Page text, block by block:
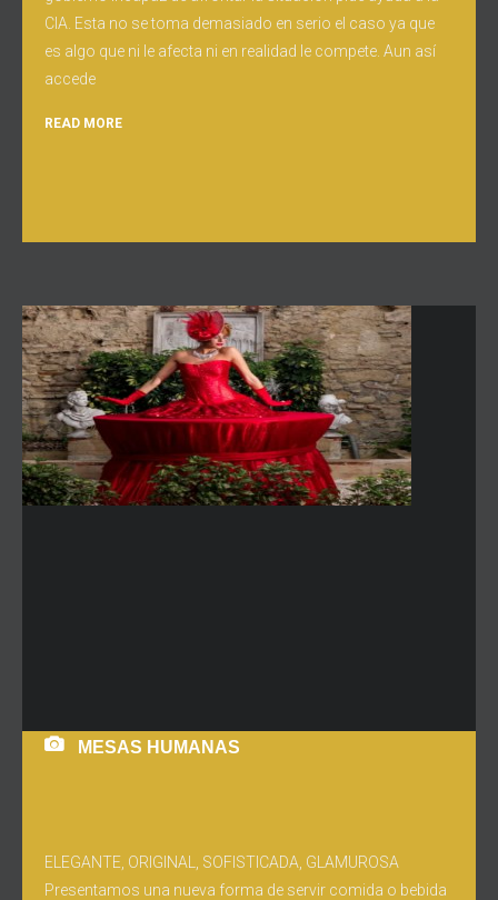
CIA. Esta no se toma demasiado en serio el caso ya que
es algo que ni le afecta ni en realidad le compete. Aun así
accede
READ MORE
MESAS HUMANAS
ELEGANTE, ORIGINAL, SOFISTICADA, GLAMUROSA
Presentamos una nueva forma de servir comida o bebida